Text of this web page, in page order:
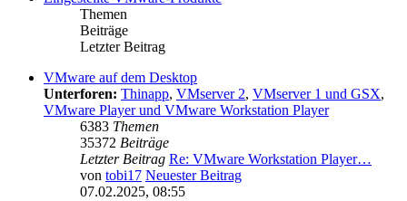
Themen
Beiträge
Letzter Beitrag
VMware auf dem Desktop
Unterforen: Thinapp, VMserver 2, VMserver 1 und GSX,
VMware Player und VMware Workstation Player
6383 Themen
35372 Beiträge
Letzter Beitrag Re: VMware Workstation Player…
von tobi17 Neuester Beitrag
07.02.2025, 08:55